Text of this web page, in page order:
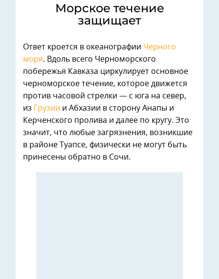
Морское течение
защищает
Ответ кроется в океанографии Черного
моря. Вдоль всего Черноморского
побережья Кавказа циркулирует основное
черноморское течение, которое движется
против часовой стрелки — с юга на север,
из
Грузии и Абхазии в сторону Анапы и
Керченского пролива и далее по кругу. Это
значит, что любые загрязнения, возникшие
в районе Туапсе, физически не могут быть
принесены обратно в Сочи.